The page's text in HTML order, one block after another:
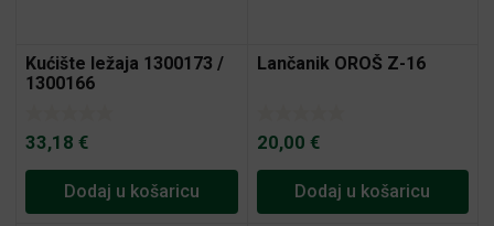
Kućište ležaja 1300173 /
1300166
33,18 €
Dodaj u košaricu
Lančanik OROŠ Z-16
20,00 €
Dodaj u košaricu